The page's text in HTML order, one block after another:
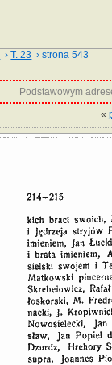
›T. 23 › strona 543
Podstawowym
«